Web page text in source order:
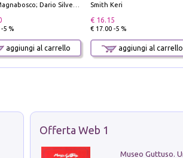
Dario Silvestro; Marco Sbrizzi
5 %
aggiungi al carrello
Smith Keri
€ 16.15
€ 17.00 -5 %
aggiungi al carrello
Offerta Web 1